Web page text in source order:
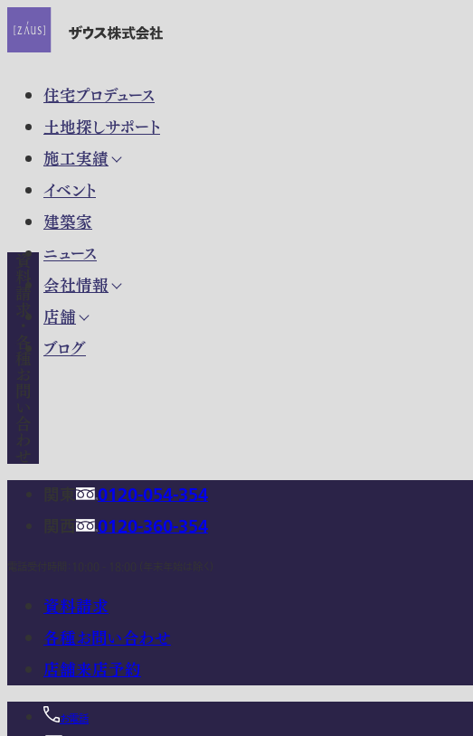
住宅プロデュース
土地探しサポート
施工実績
イベント
建築家
ニュース
会社情報
店舗
ブログ
0120-054-354
0120-360-354
資料請求
各種お問い合わせ
店舗来店予約
お電話